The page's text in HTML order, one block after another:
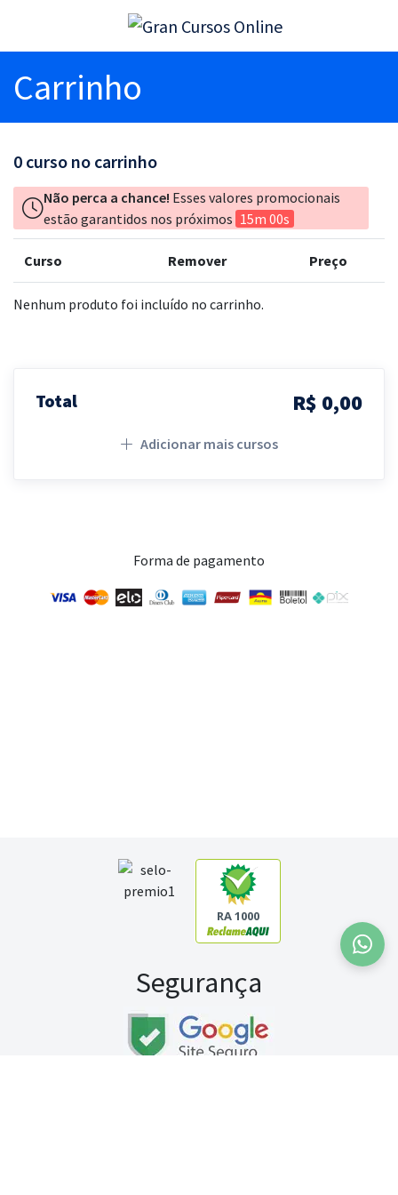
Carrinho
0 curso no carrinho
Não perca a chance! Esses valores promocionais
estão garantidos nos próximos 15m 00s
Curso Remover Preço
Nenhum produto foi incluído no carrinho.
Total R$ 0,00
Adicionar mais cursos
Forma de pagamento
RA 1000
Segurança